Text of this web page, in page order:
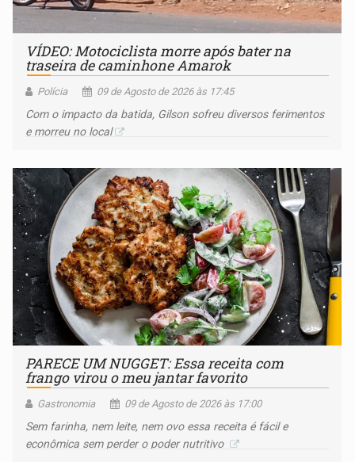
VÍDEO: Motociclista morre após bater na
traseira de caminhone Amarok
Polícia 09 de Agosto de 2026 às 17:45
​Com o impacto da batida, Gilson sofreu diversos ferimentos
e morreu no local
PARECE UM NUGGET: Essa receita com
frango virou o meu jantar favorito
Gastronomia 09 de Agosto de 2026 às 17:00
Sem farinha, nem leite, nem ovo essa receita é fácil e
econômica sem perder o poder nutritivo